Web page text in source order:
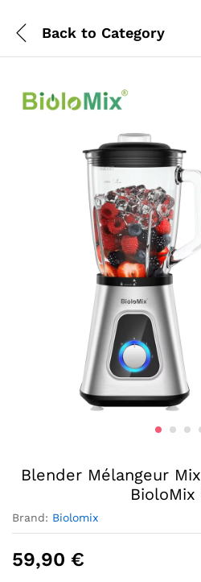
Back to Category
Blender Mélangeur
BioloMix
Brand: Biolomix
59,90 €